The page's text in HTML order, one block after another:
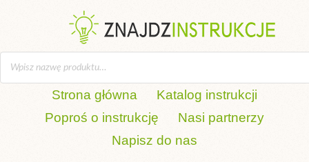
Strona główna
Katalog instrukcji
Poproś o instrukcję
Nasi partnerzy
Napisz do nas